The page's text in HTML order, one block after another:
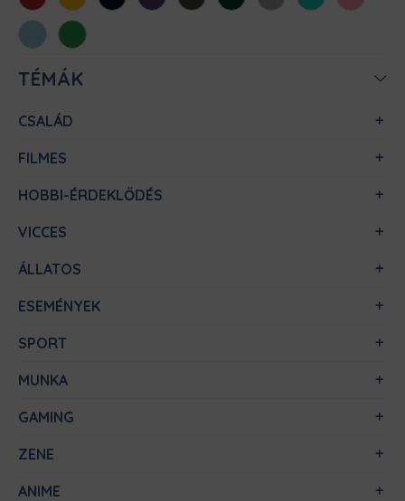
rózsaszín
Világoskék
Zöld
TÉMÁK
CSALÁD
FILMES
HOBBI-ÉRDEKLŐDÉS
VICCES
ÁLLATOS
ESEMÉNYEK
SPORT
MUNKA
GAMING
ZENE
ANIME